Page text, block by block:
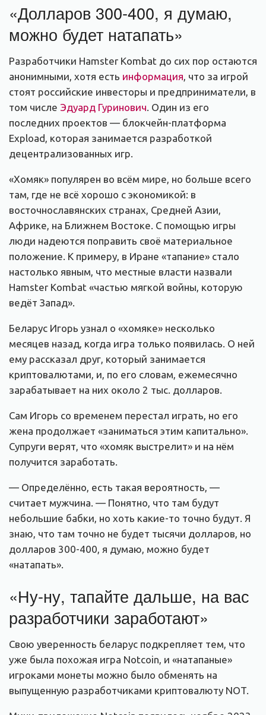
«Долларов 300-400, я думаю,
можно будет натапать»
Разработчики Hamster Kombat до сих пор остаются
анонимными, хотя есть информация , что за игрой
стоят российские инвесторы и предприниматели, в
том числе Эдуард Гуринович . Один из его
последних проектов — блокчейн-платформа
Expload, которая занимается разработкой
децентрализованных игр.
«Хомяк» популярен во всём мире, но больше всего
там, где не всё хорошо с экономикой: в
восточнославянских странах, Средней Азии,
Африке, на Ближнем Востоке. С помощью игры
люди надеются поправить своё материальное
положение. К примеру, в Иране «тапание» стало
настолько явным, что местные власти назвали
Hamster Kombat «частью мягкой войны, которую
ведёт Запад».
Беларус Игорь узнал о «хомяке» несколько
месяцев назад, когда игра только появилась. О ней
ему рассказал друг, который занимается
криптовалютами, и, по его словам, ежемесячно
зарабатывает на них около 2 тыс. долларов.
Сам Игорь со временем перестал играть, но его
жена продолжает «заниматься этим капитально».
Супруги верят, что «хомяк выстрелит» и на нём
получится заработать.
— Определённо, есть такая вероятность, —
считает мужчина. — Понятно, что там будут
небольшие бабки, но хоть какие-то точно будут. Я
знаю, что там точно не будет тысячи долларов, но
долларов 300-400, я думаю, можно будет
«натапать».
«Ну-ну, тапайте дальше, на вас
разработчики заработают»
Свою уверенность беларус подкрепляет тем, что
уже была похожая игра Notcoin, и «натапаные»
игроками монеты можно было обменять на
выпущенную разработчиками криптовалюту NOT.